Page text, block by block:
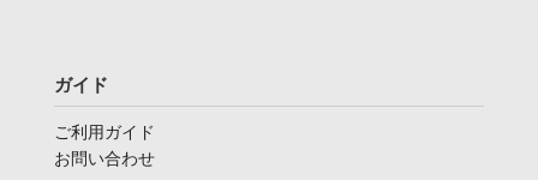
ガイド
ご利用ガイド
お問い合わせ